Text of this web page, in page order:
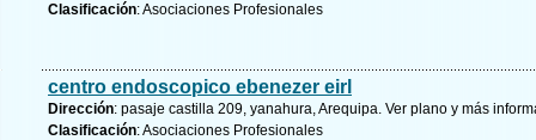
Clasificación: Asociaciones Profesionales
centro endoscopico ebenezer eirl
Dirección: pasaje castilla 209, yanahura, Arequipa. Ver plano y más
Clasificación: Asociaciones Profesionales